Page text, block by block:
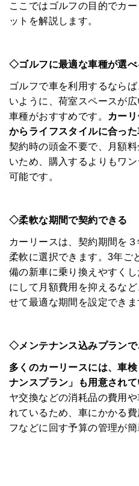
ここではゴルフの目的でカ
ットを解説します。
◇ゴルフに最適な車種が選べ
ゴルフで車を利用するなら
いように、荷室スペースが
車種がおすすめです。
カー
からライフスタイルに合った
契約時の頭金不要で、月額
いため、購入するよりもワ
可能です。
◇柔軟な期間で契約できる
カーリースは、契約期間を
柔軟に選択できます。3年ご
備の新車に乗り換えやすく
にして月額費用を抑えるな
せて最適な期間を設定できま
◇メンテナンス込みプランで
多くのカーリースには、車
ナンスプラン」も用意されて
ヤ交換などの消耗品の費用
れているため、車にかかる
フなどに回す予算の管理が簡